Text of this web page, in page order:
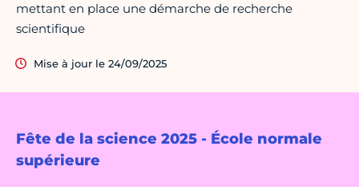
Fête de la science 2025 - École normale
supérieure
mettant en place une démarche de recherche
scientifique
Mise à jour le 24/09/2025